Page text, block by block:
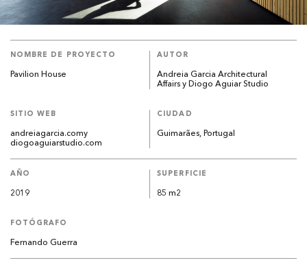
NOMBRE DE PROYECTO
Pavilion House
AUTOR
Andreia Garcia Architectural
Affairs y Diogo Aguiar Studio
SITIO WEB
andreiagarcia.comy
diogoaguiarstudio.com
CIUDAD
Guimarães, Portugal
AÑO
2019
SUPERFICIE
85 m2
FOTÓGRAFO
Fernando Guerra